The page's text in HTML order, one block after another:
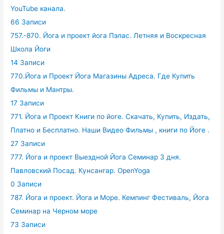
YouTube канала.
66 Записи
757.-870. Йога и проект йога Пэлас. Летняя и Воскресная
Школа Йоги
14 Записи
770.Йога и Проект Йога Магазины Адреса. Где Купить
Фильмы и Мантры.
17 Записи
771. Йога и Проект Книги по йоге. Скачать, Купить, Издать,
Платно и Бесплатно. Наши Видео Фильмы , книги по Йоге .
27 Записи
777. Йога и проект Выездной Йога Семинар 3 дня.
Павловский Посад. Кунсангар. OpenYoga
0 Записи
787. Йога и проект. Йога и Море. Кемпинг Фестиваль, Йога
Семинар на Черном море
73 Записи